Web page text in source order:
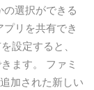
選択ができる
リを共有でき
設定すると、
ます。 ファミ
加された新しい